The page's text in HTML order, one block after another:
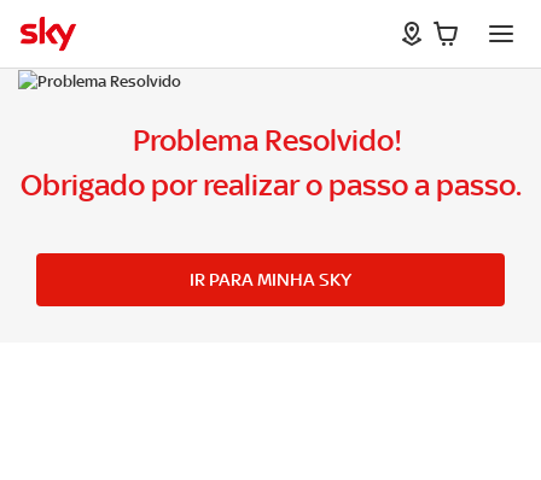
Problema Resolvido!
Obrigado por realizar o passo a passo.
IR PARA MINHA SKY